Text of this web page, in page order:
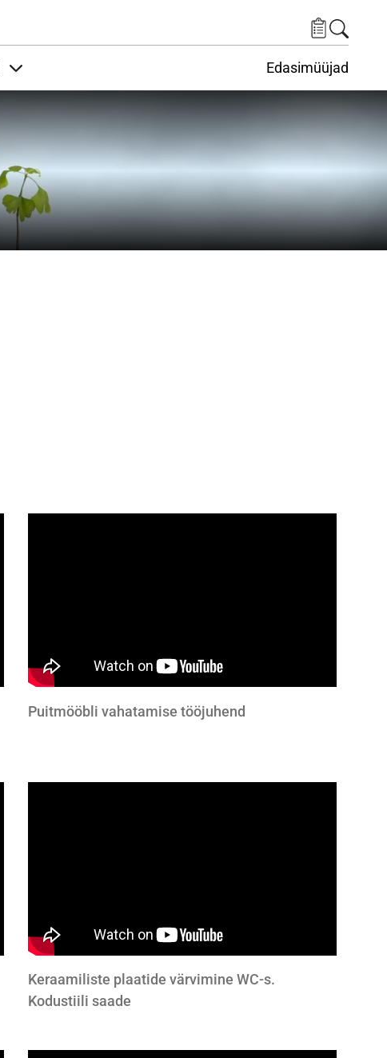
Edasimüüjad
Puitmööbli vahatamise tööjuhend
Keraamiliste plaatide värvimine WC-s.
Kodustiili saade